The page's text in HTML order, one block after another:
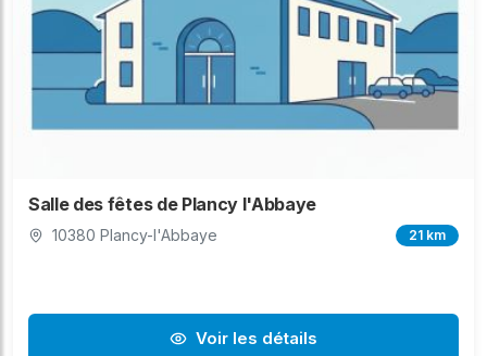
Salle des fêtes de Plancy l'Abbaye
10380 Plancy-l'Abbaye 21 km
Voir les détails